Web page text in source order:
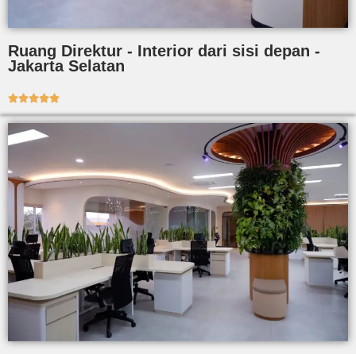
Ruang Direktur - Interior dari sisi depan -
Jakarta Selatan
